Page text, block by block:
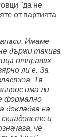
"да не
от партията
Имаме
държи такива
отправих
ли е. За
Тя
има ли
формално
докладва на
и
че